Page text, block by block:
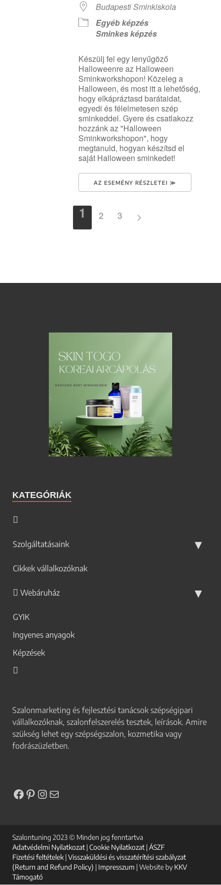
Budapesti Sminkiskola
Egyéb képzés
Sminkes képzés
Készülj fel egy lenyűgöző
Halloweenre az Halloween
Sminkworkshopon! Közeleg a
Halloween, és most itt a lehetőség,
hogy elkápráztasd barátaidat,
egyedi és félelmetesen szép
sminkeddel. Gyere és csatlakozz
hozzánk az "Halloween
Sminkworkshopon", hogy
megtanuld, hogyan készítsd el
saját Halloween sminkedet!
AZ ESEMÉNY RÉSZLETEI ≫
1 2 3
KATEGÓRIÁK
Szolgáltatásaink
Cikkek vállalkozóknak
Webáruház
GYIK
Ingyenes anyagok
Képzések
Szalonmarketing és fejlesztési tanácsok szépségipari
vállalkozóknak, szalonfelszerelés tesztek, leírások. Amire
szükség lehet egy szépségszalon, kozmetika vagy
fodrászüzletben.
Szalontuning 2023 © Minden jog fenntartva
Adatvédelmi Nyilatkozat |Cookie Nyilatkozat |ÁSZF
Fizetési feltételek |Visszaküldési és visszatérítési szabályzat
(Return and Refund Policy) | Impresszum | Website by KKV
Támogató